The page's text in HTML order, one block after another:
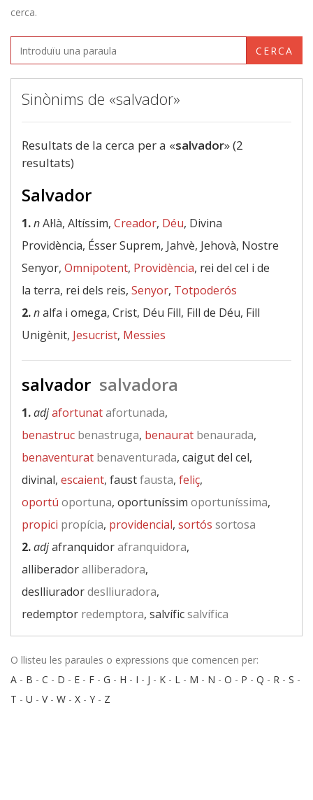
cerca.
CERCA
Sinònims de «salvador»
Resultats de la cerca per a «salvador» (2
resultats)
Salvador
1.nAl·là, Altíssim, Creador, Déu, Divina
Providència, Ésser Suprem, Jahvè, Jehovà, Nostre
Senyor, Omnipotent, Providència, rei del cel i de
la terra, rei dels reis, Senyor, Totpoderós
2.nalfa i omega, Crist, Déu Fill, Fill de Déu, Fill
Unigènit, Jesucrist, Messies
salvador salvadora
1.adjafortunatafortunada,
benastruc benastruga, benaurat benaurada,
benaventurat benaventurada, caigut del cel,
divinal, escaient, faustfausta, feliç,
oportú oportuna, oportuníssim oportuníssima,
propici propícia, providencial, sortós sortosa
2.adjafranquidorafranquidora,
alliberadoralliberadora,
deslliuradordeslliuradora,
redemptor redemptora, salvíficsalvífica
O llisteu les paraules o expressions que comencen per:
A - B - C - D - E - F - G - H - I - J - K - L - M - N - O - P - Q - R - S -
T - U - V- W - X - Y - Z